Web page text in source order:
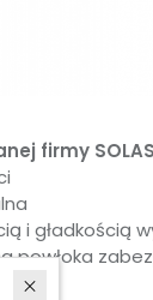
firmy
i gładkością